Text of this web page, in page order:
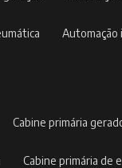
cabine primária
cabine primária de